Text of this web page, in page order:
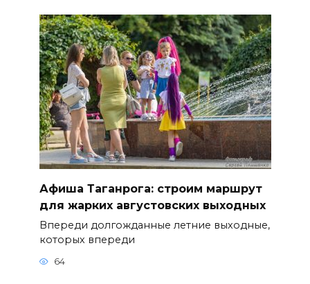
Афиша Таганрога: строим маршрут
для жарких августовских выходных
Впереди долгожданные летние выходные,
которых впереди
64